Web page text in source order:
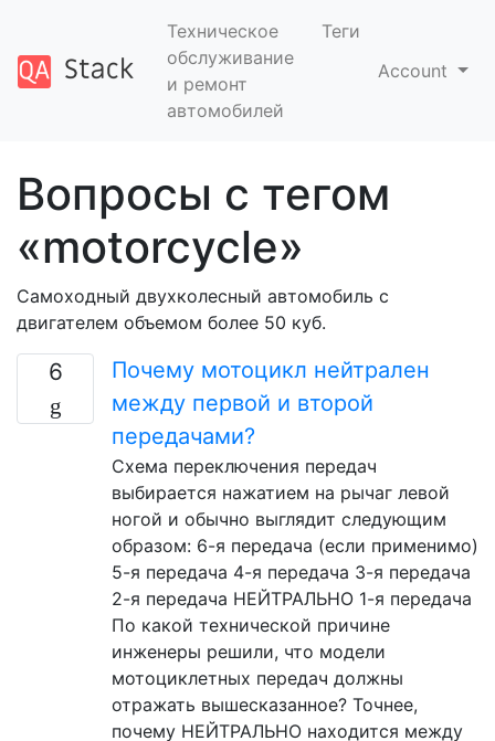
Техническое
обслуживание
и ремонт
автомобилей
Теги
Account
Вопросы с тегом
«motorcycle»
Самоходный двухколесный автомобиль с
двигателем объемом более 50 куб.
6
Почему мотоцикл нейтрален
между первой и второй
передачами?
Схема переключения передач
выбирается нажатием на рычаг левой
ногой и обычно выглядит следующим
образом: 6-я передача (если применимо)
5-я передача 4-я передача 3-я передача
2-я передача НЕЙТРАЛЬНО 1-я передача
По какой технической причине
инженеры решили, что модели
мотоциклетных передач должны
отражать вышесказанное? Точнее,
почему НЕЙТРАЛЬНО находится между